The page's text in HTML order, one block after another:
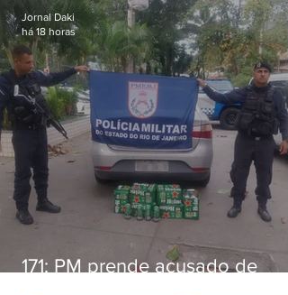
171: PM prende acusado de
Jornal Daki
há 18 horas